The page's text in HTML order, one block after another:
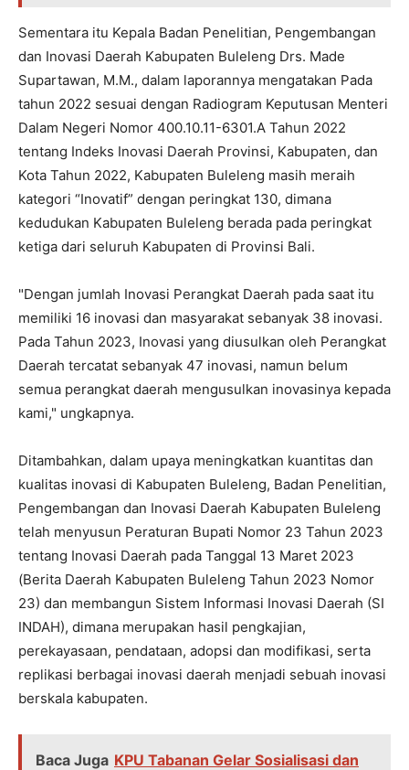
Sementara itu Kepala Badan Penelitian, Pengembangan
dan Inovasi Daerah Kabupaten Buleleng Drs. Made
Supartawan, M.M., dalam laporannya mengatakan Pada
tahun 2022 sesuai dengan Radiogram Keputusan Menteri
Dalam Negeri Nomor 400.10.11-6301.A Tahun 2022
tentang Indeks Inovasi Daerah Provinsi, Kabupaten, dan
Kota Tahun 2022, Kabupaten Buleleng masih meraih
kategori “Inovatif” dengan peringkat 130, dimana
kedudukan Kabupaten Buleleng berada pada peringkat
ketiga dari seluruh Kabupaten di Provinsi Bali.
"Dengan jumlah Inovasi Perangkat Daerah pada saat itu
memiliki 16 inovasi dan masyarakat sebanyak 38 inovasi.
Pada Tahun 2023, Inovasi yang diusulkan oleh Perangkat
Daerah tercatat sebanyak 47 inovasi, namun belum
semua perangkat daerah mengusulkan inovasinya kepada
kami," ungkapnya.
Ditambahkan, dalam upaya meningkatkan kuantitas dan
kualitas inovasi di Kabupaten Buleleng, Badan Penelitian,
Pengembangan dan Inovasi Daerah Kabupaten Buleleng
telah menyusun Peraturan Bupati Nomor 23 Tahun 2023
tentang Inovasi Daerah pada Tanggal 13 Maret 2023
(Berita Daerah Kabupaten Buleleng Tahun 2023 Nomor
23) dan membangun Sistem Informasi Inovasi Daerah (SI
INDAH), dimana merupakan hasil pengkajian,
perekayasaan, pendataan, adopsi dan modifikasi, serta
replikasi berbagai inovasi daerah menjadi sebuah inovasi
berskala kabupaten.
Baca Juga KPU Tabanan Gelar Sosialisasi dan